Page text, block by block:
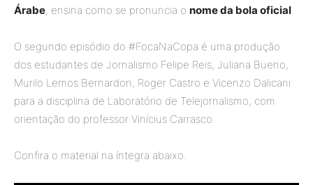
Árabe, ensina como se pronuncia o nome da bola oficial
O segundo episódio do #FocaNaCopa é uma produção
dos estudantes de Jornalismo Felipe Reis, Juliana Bueno,
Murilo Lemos Bernardon, Roger Castro e Vicenzo Dalicani
para a disciplina de Laboratório de Telejornalismo, com
orientação do professor Vinícius Carrasco.
Confira o material na íntegra abaixo.